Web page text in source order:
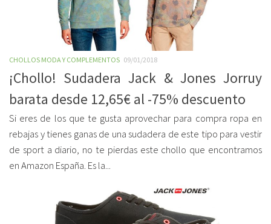
CHOLLOS MODA Y COMPLEMENTOS 09/01/2018
¡Chollo! Sudadera Jack & Jones Jorruy
barata desde 12,65€ al -75% descuento
Si eres de los que te gusta aprovechar para compra ropa en
rebajas y tienes ganas de una sudadera de este tipo para vestir
de sport a diario, no te pierdas este chollo que encontramos
en Amazon España. Es la...